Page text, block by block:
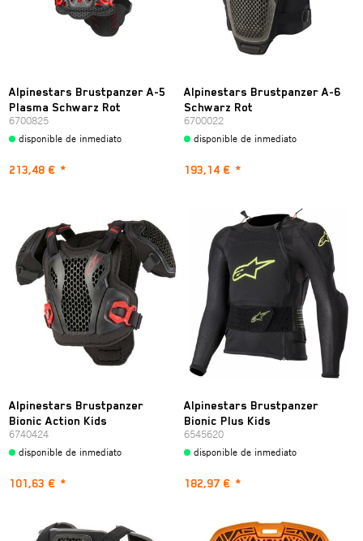
Alpinestars Brustpanzer A-5
Plasma Schwarz Rot
6700825
disponible de inmediato
213,48 € *
Alpinestars Brustpanzer A-6
Schwarz Rot
6700022
disponible de inmediato
193,14 € *
Alpinestars Brustpanzer
Bionic Action Kids
6740424
disponible de inmediato
101,63 € *
Alpinestars Brustpanzer
Bionic Plus Kids
6545620
disponible de inmediato
182,97 € *